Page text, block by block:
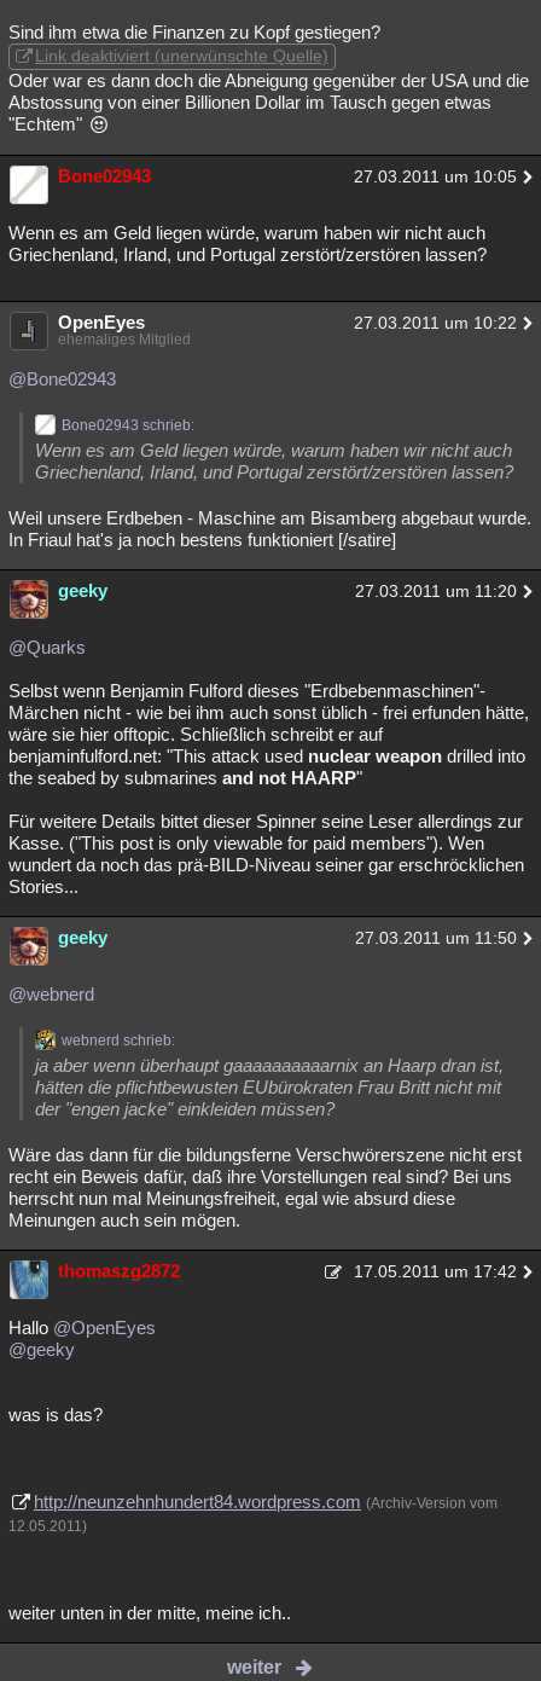
Sind ihm etwa die Finanzen zu Kopf gestiegen?
Link deaktiviert (unerwünschte Quelle)
Oder war es dann doch die Abneigung gegenüber der USA und die
Abstossung von einer Billionen Dollar im Tausch gegen etwas
"Echtem"
Bone02943 27.03.2011 um 10:05
Wenn es am Geld liegen würde, warum haben wir nicht auch
Griechenland, Irland, und Portugal zerstört/zerstören lassen?
OpenEyes 27.03.2011 um 10:22
ehemaliges Mitglied
@Bone02943
Bone02943 schrieb:
Wenn es am Geld liegen würde, warum haben wir nicht auch
Griechenland, Irland, und Portugal zerstört/zerstören lassen?
Weil unsere Erdbeben - Maschine am Bisamberg abgebaut wurde.
In Friaul hat's ja noch bestens funktioniert [/satire]
geeky 27.03.2011 um 11:20
@Quarks
Selbst wenn Benjamin Fulford dieses "Erdbebenmaschinen"-
Märchen nicht - wie bei ihm auch sonst üblich - frei erfunden hätte,
wäre sie hier offtopic. Schließlich schreibt er auf
benjaminfulford.net: "This attack used nuclear weapon drilled into
the seabed by submarines and not HAARP"
Für weitere Details bittet dieser Spinner seine Leser allerdings zur
Kasse. ("This post is only viewable for paid members"). Wen
wundert da noch das prä-BILD-Niveau seiner gar erschröcklichen
Stories...
geeky 27.03.2011 um 11:50
@webnerd
webnerd schrieb:
ja aber wenn überhaupt gaaaaaaaaaarnix an Haarp dran ist,
hätten die pflichtbewusten EUbürokraten Frau Britt nicht mit
der "engen jacke" einkleiden müssen?
Wäre das dann für die bildungsferne Verschwörerszene nicht erst
recht ein Beweis dafür, daß ihre Vorstellungen real sind? Bei uns
herrscht nun mal Meinungsfreiheit, egal wie absurd diese
Meinungen auch sein mögen.
thomaszg2872 17.05.2011 um 17:42
Hallo @OpenEyes
@geeky
was is das?
http://neunzehnhundert84.wordpress.com (Archiv-Version vom
12.05.2011)
weiter unten in der mitte, meine ich..
weiter